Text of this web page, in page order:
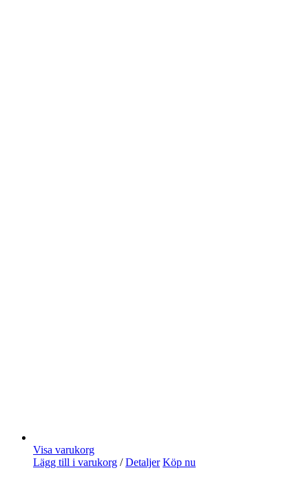
Visa varukorg
Lägg till i varukorg / Detaljer Köp nu